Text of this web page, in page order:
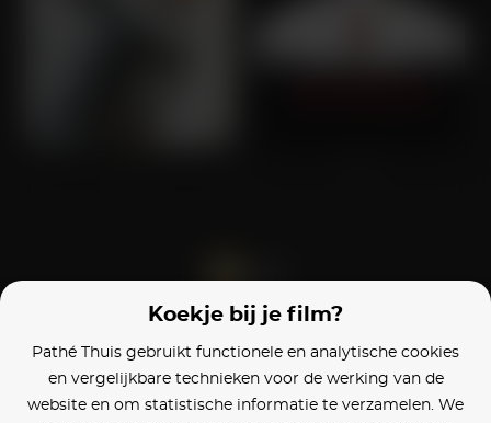
Koekje bij je film?
Pathé Thuis gebruikt functionele en analytische cookies
en vergelijkbare technieken voor de werking van de
website en om statistische informatie te verzamelen. We
Klantenservice